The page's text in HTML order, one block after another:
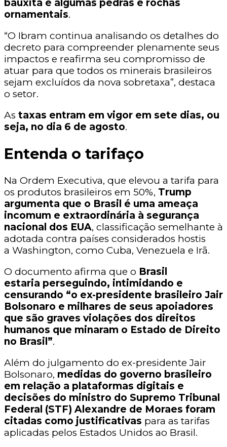
bauxita e algumas pedras e rochas
ornamentais.
“O Ibram continua analisando os detalhes do
decreto para compreender plenamente seus
impactos e reafirma seu compromisso de
atuar para que todos os minerais brasileiros
sejam excluídos da nova sobretaxa”, destaca
o setor.
As taxas entram em vigor em sete dias, ou
seja, no dia 6 de agosto.
Entenda o tarifaço
Na Ordem Executiva, que elevou a tarifa para
os produtos brasileiros em 50%, Trump
argumenta que o Brasil é uma ameaça
incomum e extraordinária à segurança
nacional dos EUA, classificação semelhante à
adotada contra países considerados hostis
a Washington, como Cuba, Venezuela e Irã.
O documento afirma que o Brasil
estaria perseguindo, intimidando e
censurando “o ex-presidente brasileiro Jair
Bolsonaro e milhares de seus apoiadores
que são graves violações dos direitos
humanos que minaram o Estado de Direito
no Brasil”.
Além do julgamento do ex-presidente Jair
Bolsonaro, medidas do governo brasileiro
em relação a plataformas digitais e
decisões do ministro do Supremo Tribunal
Federal (STF) Alexandre de Moraes foram
citadas como justificativas para as tarifas
aplicadas pelos Estados Unidos ao Brasil.